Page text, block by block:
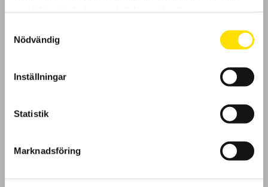
Nödvändig
Inställningar
Statistik
Marknadsföring
Kundundersökning